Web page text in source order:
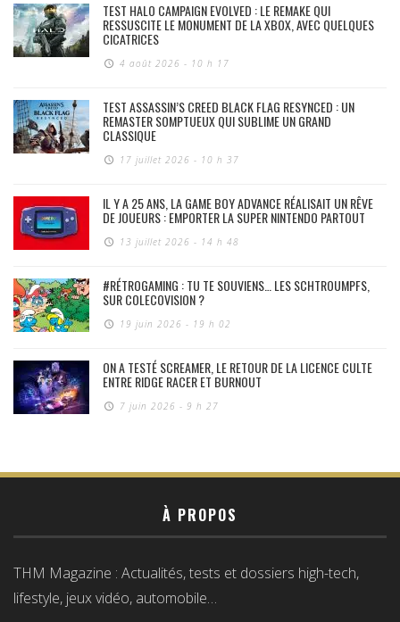
TEST HALO CAMPAIGN EVOLVED : LE REMAKE QUI
RESSUSCITE LE MONUMENT DE LA XBOX, AVEC QUELQUES
CICATRICES
4 août 2026 - 10 h 17
TEST ASSASSIN’S CREED BLACK FLAG RESYNCED : UN
REMASTER SOMPTUEUX QUI SUBLIME UN GRAND
CLASSIQUE
17 juillet 2026 - 10 h 37
IL Y A 25 ANS, LA GAME BOY ADVANCE RÉALISAIT UN RÊVE
DE JOUEURS : EMPORTER LA SUPER NINTENDO PARTOUT
13 juillet 2026 - 14 h 48
#RÉTROGAMING : TU TE SOUVIENS… LES SCHTROUMPFS,
SUR COLECOVISION ?
19 juin 2026 - 19 h 02
ON A TESTÉ SCREAMER, LE RETOUR DE LA LICENCE CULTE
ENTRE RIDGE RACER ET BURNOUT
7 juin 2026 - 9 h 27
À PROPOS
THM Magazine : Actualités, tests et dossiers high-tech,
lifestyle, jeux vidéo, automobile…